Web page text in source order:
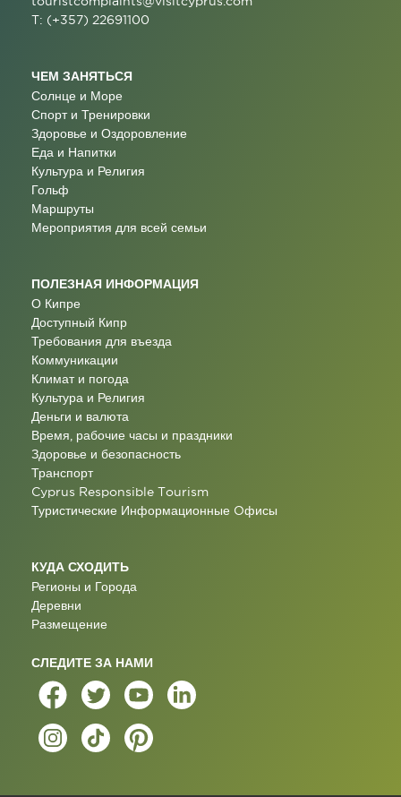
T: (+357) 22691100
ЧЕМ ЗАНЯТЬСЯ
Солнце и Море
Спорт и Тренировки
Здоровье и Оздоровление
Еда и Напитки
Культура и Религия
Гольф
Маршруты
Мероприятия для всей семьи
ПОЛЕЗНАЯ ИНФОРМАЦИЯ
О Кипре
Доступный Кипр
Требования для въезда
Коммуникации
Климат и погода
Культура и Религия
Деньги и валюта
Время, рабочие часы и праздники
Здоровье и безопасность
Транспорт
Cyprus Responsible Tourism
Туристические Информационные Oфисы
КУДА СХОДИТЬ
Регионы и Города
Деревни
Размещение
СЛЕДИТЕ ЗА НАМИ